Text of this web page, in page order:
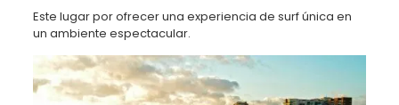
Este lugar por ofrecer una experiencia de surf única en
un ambiente espectacular.